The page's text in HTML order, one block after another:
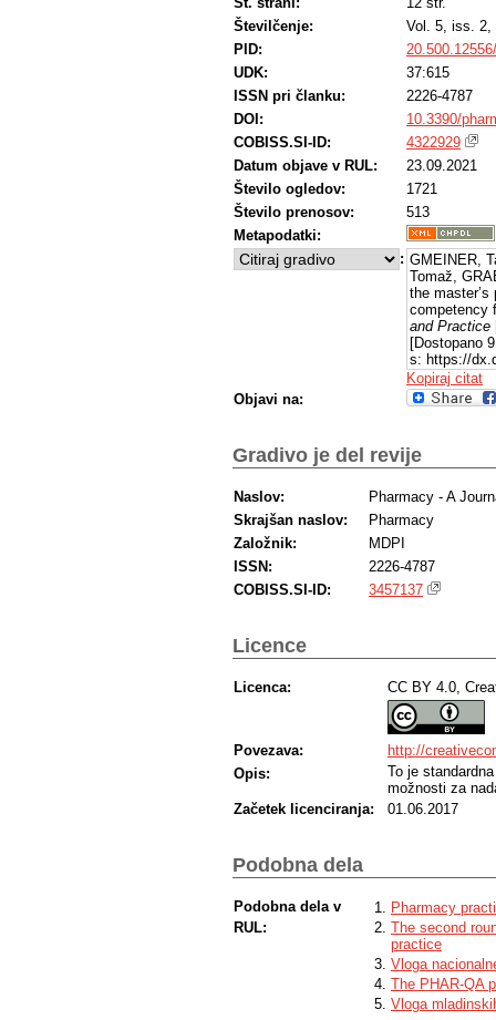
Številčenje:
Vol. 5, iss. 2,
PID:
UDK:
37:615
ISSN pri članku:
2226-4787
DOI:
10.3390/
COBISS.SI-ID:
4322929
Datum objave v RUL:
23.09.2021
Število ogledov:
1721
Število prenosov:
513
Metapodatki:
: GMEINER,
Tomaž,
the
competency
and Practice
[Dostopano
s: https://
Kopiraj citat
Objavi na:
Gradivo je del revije
Naslov:
Pharmacy - A
Skrajšan naslov:
Pharmacy
Založnik:
MDPI
ISSN:
2226-4787
COBISS.SI-ID:
3457137
Licence
Licenca: CC BY 4.0,
Povezava:
http://
Opis:
To je
možnosti za
Začetek licenciranja:
01.06.2017
Podobna dela
Podobna dela v
RUL:
Pharmacy
The second
practice
Vloga
The PHAR-QA
Vloga